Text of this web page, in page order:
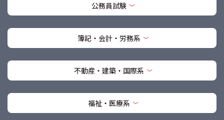
公務員試験
簿記・会計・労務系
不動産・建築・国際系
福祉・医療系